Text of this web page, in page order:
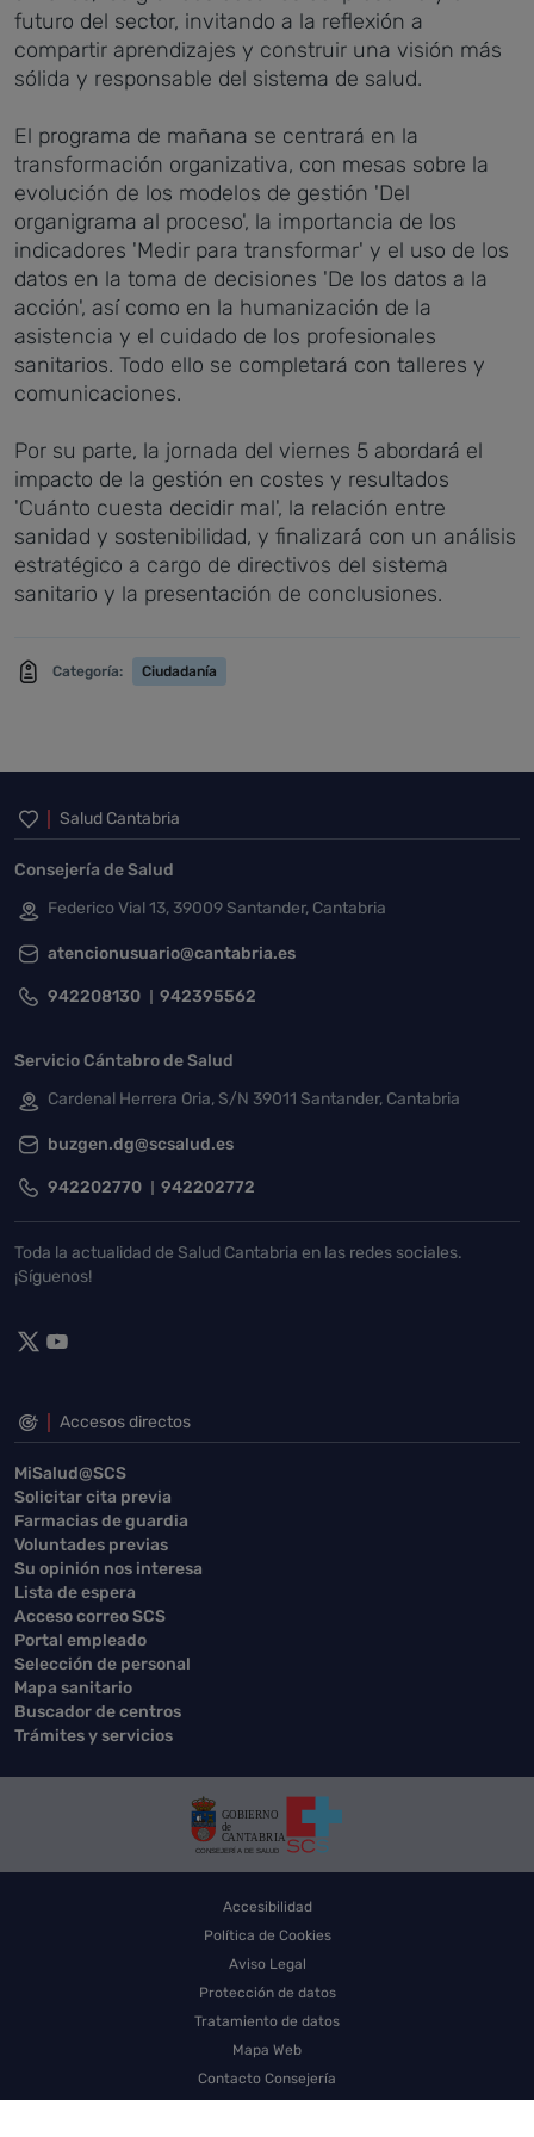
futuro del sector, invitando a la reflexión a
compartir aprendizajes y construir una visión más
sólida y responsable del sistema de salud.
El programa de mañana se centrará en la
transformación organizativa, con mesas sobre la
evolución de los modelos de gestión 'Del
organigrama al proceso', la importancia de los
indicadores 'Medir para transformar' y el uso de los
datos en la toma de decisiones 'De los datos a la
acción', así como en la humanización de la
asistencia y el cuidado de los profesionales
sanitarios. Todo ello se completará con talleres y
comunicaciones.
Por su parte, la jornada del viernes 5 abordará el
impacto de la gestión en costes y resultados
'Cuánto cuesta decidir mal', la relación entre
sanidad y sostenibilidad, y finalizará con un análisis
estratégico a cargo de directivos del sistema
sanitario y la presentación de conclusiones.
Categoría: Ciudadanía
Inicio del pie de página
Salud Cantabria
Consejería de Salud
Federico Vial 13, 39009 Santander, Cantabria
atencionusuario@cantabria.es
942208130 942395562
Servicio Cántabro de Salud
Cardenal Herrera Oria, S/N 39011 Santander, Cantabria
buzgen.dg@scsalud.es
942202770 942202772
Toda la actualidad de Salud Cantabria en las redes sociales.
¡Síguenos!
Accesos directos
MiSalud@SCS
Solicitar cita previa
Farmacias de guardia
Voluntades previas
Su opinión nos interesa
Lista de espera
Acceso correo SCS
Portal empleado
Selección de personal
Mapa sanitario
Buscador de centros
Trámites y servicios
Accesibilidad
Política de Cookies
Aviso Legal
Protección de datos
Tratamiento de datos
Mapa Web
Contacto Consejería